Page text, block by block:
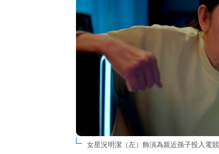
女星況明潔（左）飾演為親近孫子投入電